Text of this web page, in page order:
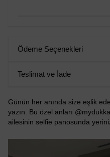
Ödeme Seçenekleri
Teslimat ve İade
Günün her anında size eşlik
yazın. Bu özel anları
ailesinin selfie panosunda